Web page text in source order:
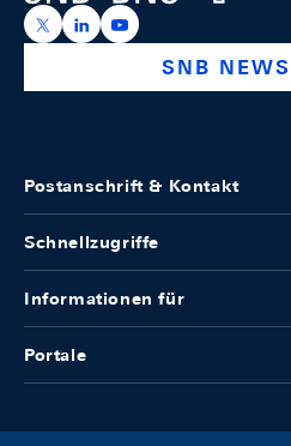
https://x.com/snb_bns
https://https://
SNB
Postanschrift & Kontakt
Schnellzugriffe
Informationen für
Portale